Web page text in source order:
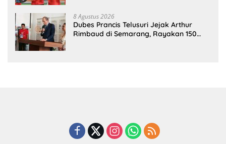
8 Agustus 2026
Dubes Prancis Telusuri Jejak Arthur
Rimbaud di Semarang, Rayakan 150